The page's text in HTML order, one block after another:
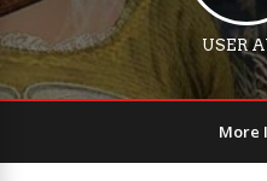
USER
More